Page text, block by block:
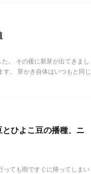
。 その後に新芽が出てきまし
。 芽かき自体はいつもと同じ
ひよこ豆の播種、ニ
っても雨ですぐに帰ってしまい